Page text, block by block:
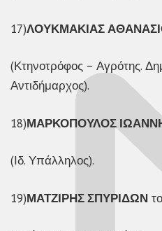
17)ΛΟΥΚΜΑΚΙΑΣ
(Κτηνοτρόφος – Αγρότης.
Αντιδήμαρχος).
18)ΜΑΡΚΟΠΟΥΛΟΣ
(Ιδ. Υπάλληλος).
19)ΜΑΤΖΙΡΗΣ ΣΠΥΡΙΔΩΝ